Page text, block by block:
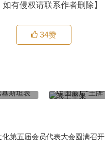
有侵权请联系作者删除】
34赞
来
第五届会员代表大会圆满召开